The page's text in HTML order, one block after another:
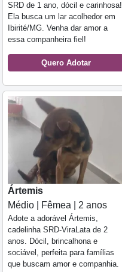
SRD de 1 ano, dócil e carinhosa!
Ela busca um lar acolhedor em
Ibirité/MG. Venha dar amor a
essa companheira fiel!
Quero Adotar
Ártemis
Médio | Fêmea | 2 anos
Adote a adorável Ártemis,
cadelinha SRD-ViraLata de 2
anos. Dócil, brincalhona e
sociável, perfeita para famílias
que buscam amor e companhia.